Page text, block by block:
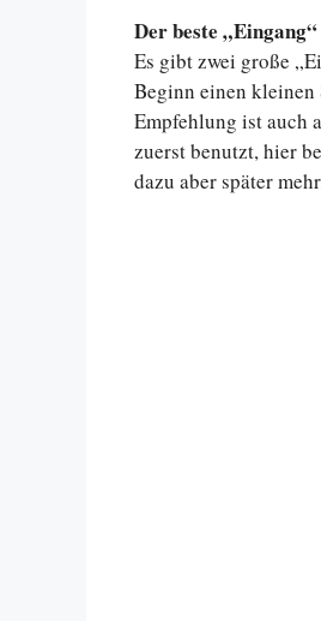
Der beste
Es gibt zwei große
Beginn einen
Empfehlung ist auch
zuerst benutzt, hier
dazu aber später